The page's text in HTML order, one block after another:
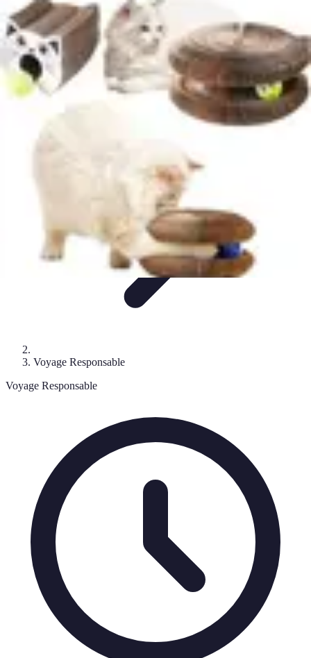
Globe Explore
Voyage Durable Sécurité en voyageVoyage ÉcoresponsableVoyages
en SoloConseils Pratiques
Globe Explore
Voyage Responsable
Voyage Responsable